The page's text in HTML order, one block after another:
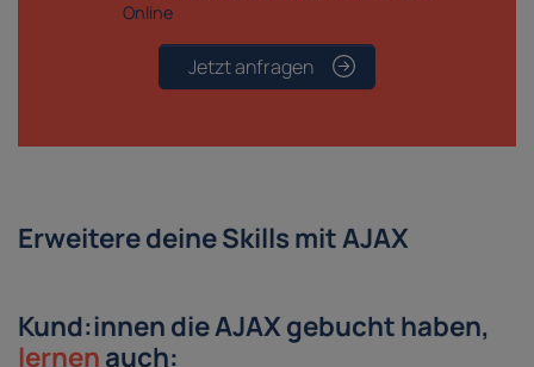
Online
Jetzt anfragen
Erweitere deine Skills mit AJAX
Kund:innen die AJAX gebucht haben,
lernenauch: